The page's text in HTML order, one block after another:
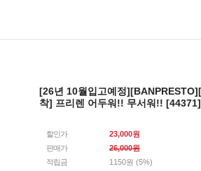
[26년 10월입고예정
착] 프리렌 어두워!! 무서워!! [44371]
할인가
23,000원
판매가
26,000원
적립금
1150원 (5%)